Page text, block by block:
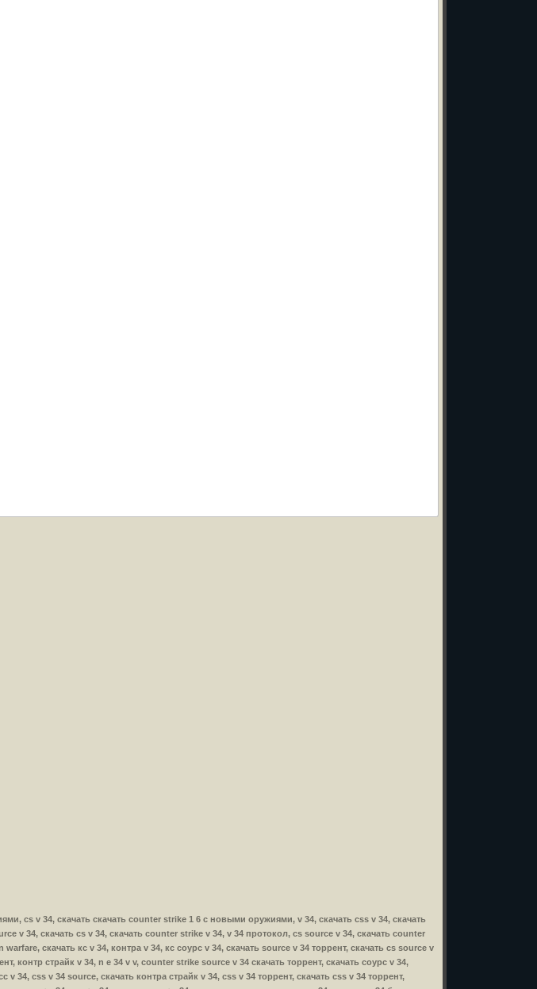
cs v 34, скачать скачать counter strike 1 6 с новыми оружиями, v 34, скачать css v 34, скачать
v 34, скачать cs v 34, скачать counter strike v 34, v 34 протокол, cs source v 34, скачать counter
скачать кс v 34, контра v 34, кс соурс v 34, скачать source v 34 торрент, скачать cs source v
контр страйк v 34, n e 34 v v, counter strike source v 34 скачать торрент, скачать соурс v 34,
v 34, css v 34 source, скачать контра страйк v 34, css v 34 торрент, скачать css v 34 торрент,